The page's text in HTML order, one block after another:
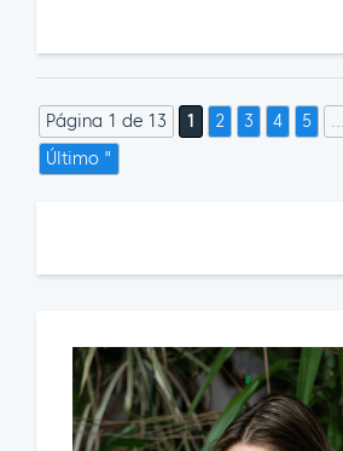
Página 1 de 13 1 2 3 4 5 ...
Último "